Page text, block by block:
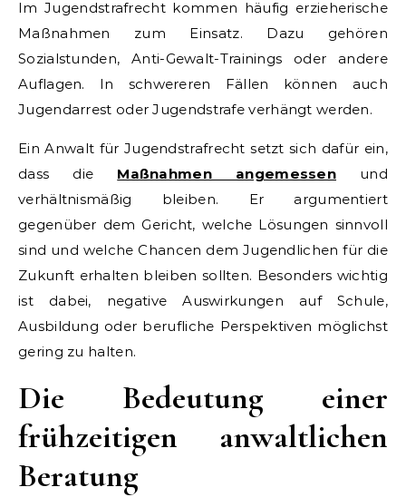
Im Jugendstrafrecht kommen häufig erzieherische
Maßnahmen zum Einsatz. Dazu gehören
Sozialstunden, Anti-Gewalt-Trainings oder andere
Auflagen. In schwereren Fällen können auch
Jugendarrest oder Jugendstrafe verhängt werden.
Ein Anwalt für Jugendstrafrecht setzt sich dafür ein,
dass die Maßnahmen angemessen und
verhältnismäßig bleiben. Er argumentiert
gegenüber dem Gericht, welche Lösungen sinnvoll
sind und welche Chancen dem Jugendlichen für die
Zukunft erhalten bleiben sollten. Besonders wichtig
ist dabei, negative Auswirkungen auf Schule,
Ausbildung oder berufliche Perspektiven möglichst
gering zu halten.
Die Bedeutung einer
frühzeitigen anwaltlichen
Beratung